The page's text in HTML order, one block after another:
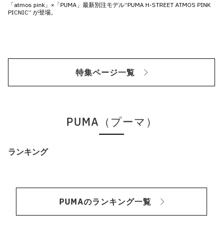
「atmos pink」×「PUMA」最新別注モデル“PUMA H-STREET ATMOS PINK
PICNIC” が登場。
特集ページ一覧
PUMA（プーマ）
ランキング
PUMAのランキング一覧